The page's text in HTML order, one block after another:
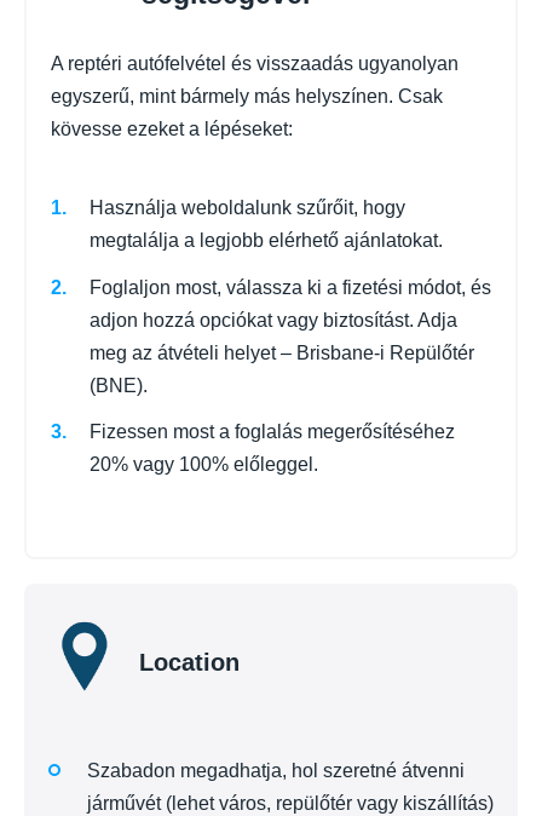
A reptéri autófelvétel és visszaadás ugyanolyan
egyszerű, mint bármely más helyszínen. Csak
kövesse ezeket a lépéseket:
Használja weboldalunk szűrőit, hogy
megtalálja a legjobb elérhető ajánlatokat.
Foglaljon most, válassza ki a fizetési módot, és
adjon hozzá opciókat vagy biztosítást. Adja
meg az átvételi helyet – Brisbane-i Repülőtér
(BNE).
Fizessen most a foglalás megerősítéséhez
20% vagy 100% előleggel.
Location
Szabadon megadhatja, hol szeretné átvenni
járművét (lehet város, repülőtér vagy kiszállítás)